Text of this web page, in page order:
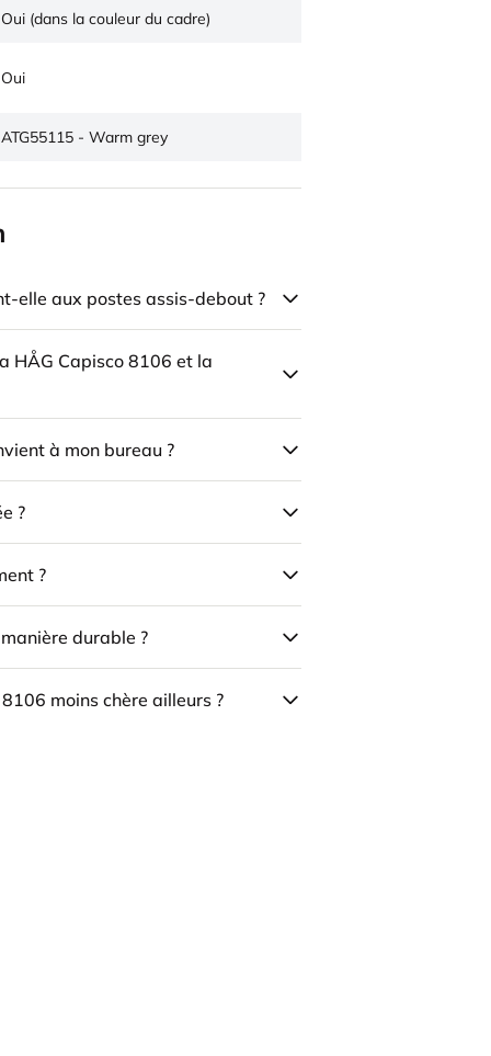
Oui (dans la couleur du cadre)
Oui
ATG55115 - Warm grey
elle aux postes assis-debout ?
HÅG Capisco 8106 et la
à mon bureau ?
?
?
durable ?
moins chère ailleurs ?